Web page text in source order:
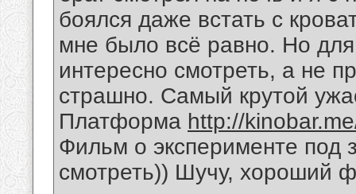
боялся даже встать с
мне было всё равно. Но
интересно смотреть, а не
страшно. Самый крутой
Платформа http://
Фильм о эксперименте
смотреть)) Шучу, хороший